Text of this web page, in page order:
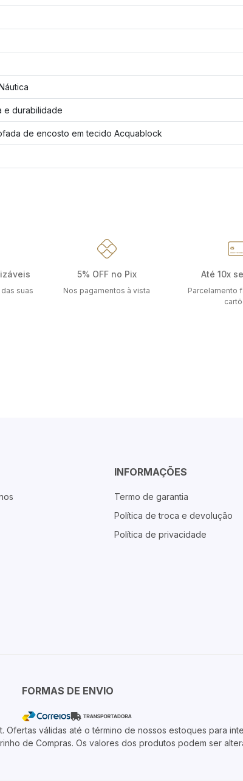
e durabilidade
de encosto em tecido Acquablock
suas
5% OFF no Pix
Nos pagamentos à vista
Até 10x
Parcelamento
INFORMAÇÕES
Termo de garantia
Política de troca e devolução
Política de privacidade
FORMAS DE ENVIO
válidas até o término de nossos estoques para
de Compras. Os valores dos produtos podem ser